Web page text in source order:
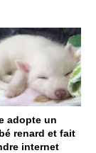
adopte un
renard et fait
internet